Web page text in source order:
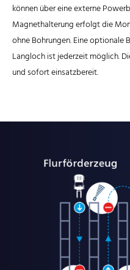
können über eine externe
Magnethalterung erfolgt die
ohne Bohrungen. Eine optionale
Langloch ist jederzeit möglich.
und sofort einsatzbereit.